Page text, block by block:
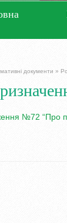
документи »
№72 “Про